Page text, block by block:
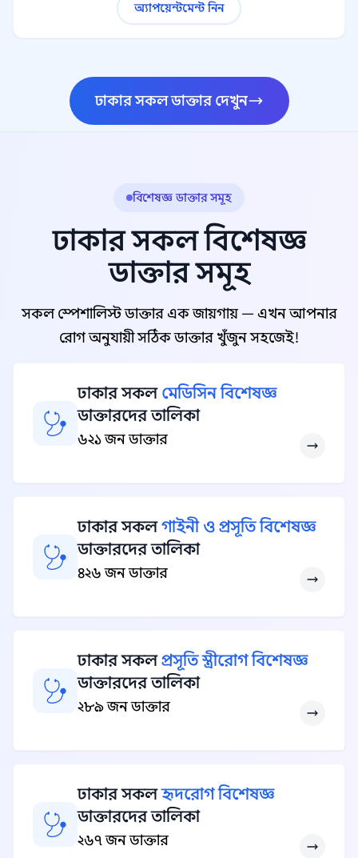
অ্যাপয়েন্টমেন্ট নিন
ঢাকার সকল ডাক্তার দেখুন
বিশেষজ্ঞ ডাক্তার সমূহ
ঢাকার সকল বিশেষজ্ঞ
ডাক্তার সমূহ
সকল স্পেশালিস্ট ডাক্তার এক জায়গায় — এখন আপনার
রোগ অনুযায়ী সঠিক ডাক্তার খুঁজুন সহজেই!
ঢাকার সকল মেডিসিন বিশেষজ্ঞ
ডাক্তারদের তালিকা
৬২১ জন ডাক্তার
ঢাকার সকলগাইনী ও প্রসূতি বিশেষজ্ঞ
ডাক্তারদের তালিকা
৪২৬ জন ডাক্তার
ঢাকার সকলপ্রসূতি স্ত্রীরোগ বিশেষজ্ঞ
ডাক্তারদের তালিকা
২৮৯ জন ডাক্তার
ঢাকার সকলহৃদরোগ বিশেষজ্ঞ
ডাক্তারদের তালিকা
২৬৭ জন ডাক্তার